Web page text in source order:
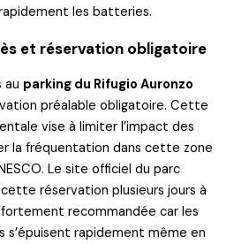
les batteries.
et réservation obligatoire
au parking du Rifugio Auronzo
préalable obligatoire. Cette
vise à limiter l’impact des
la fréquentation dans cette zone
Le site officiel du parc
réservation plusieurs jours à
fortement recommandée car les
s’épuisent rapidement même en